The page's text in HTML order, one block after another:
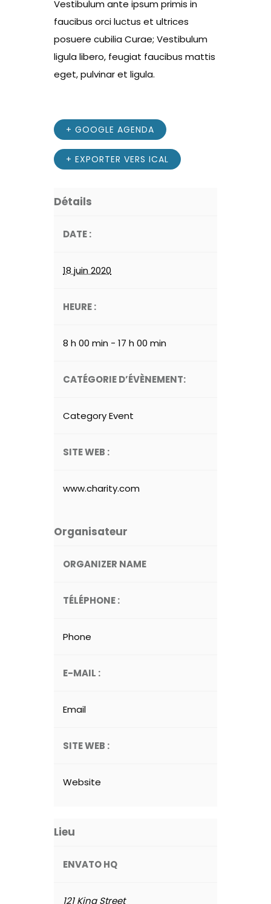
Vestibulum ante ipsum primis in
faucibus orci luctus et ultrices
posuere cubilia Curae; Vestibulum
ligula libero, feugiat faucibus mattis
eget, pulvinar et ligula.
+ GOOGLE AGENDA
+ EXPORTER VERS ICAL
Détails
DATE :
18 juin 2020
HEURE :
8 h 00 min - 17 h 00 min
CATÉGORIE D’ÉVÈNEMENT:
Category Event
SITE WEB :
www.charity.com
Organisateur
ORGANIZER NAME
TÉLÉPHONE :
Phone
E-MAIL :
Email
SITE WEB :
Website
Lieu
ENVATO HQ
121 King Street